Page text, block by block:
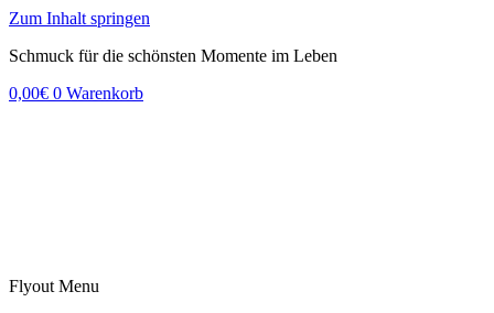
Zum Inhalt springen
Schmuck für die schönsten Momente im Leben
0,00€ 0 Warenkorb
Flyout Menu